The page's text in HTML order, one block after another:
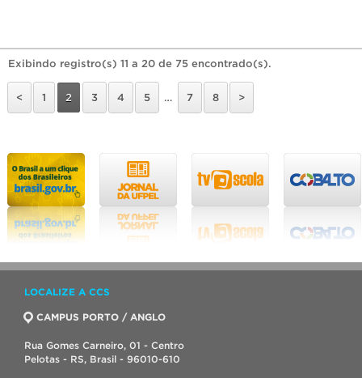
Exibindo registro(s) 11 a 20 de 75 encontrado(s).
< 1 2 3 4 5 … 7 8 >
LOCALIZE A CCS
CAMPUS PORTO / ANGLO
Rua Gomes Carneiro, 01 - Centro
Pelotas - RS, Brasil - 96010-610